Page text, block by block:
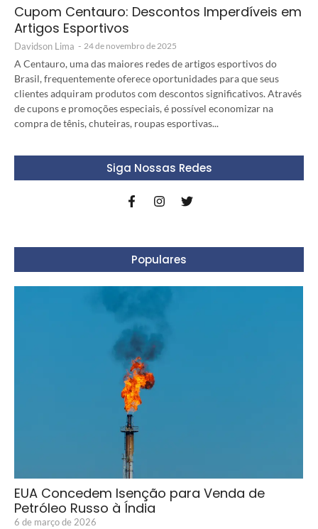
Cupom Centauro: Descontos Imperdíveis em
Artigos Esportivos
Davidson Lima - 24 de novembro de 2025
A Centauro, uma das maiores redes de artigos esportivos do
Brasil, frequentemente oferece oportunidades para que seus
clientes adquiram produtos com descontos significativos. Através
de cupons e promoções especiais, é possível economizar na
compra de tênis, chuteiras, roupas esportivas...
Siga Nossas Redes
Populares
EUA Concedem Isenção para Venda de
Petróleo Russo à Índia
6 de março de 2026